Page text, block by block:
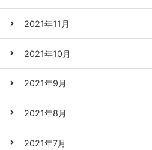
2021年11月
2021年10月
2021年9月
2021年8月
2021年7月